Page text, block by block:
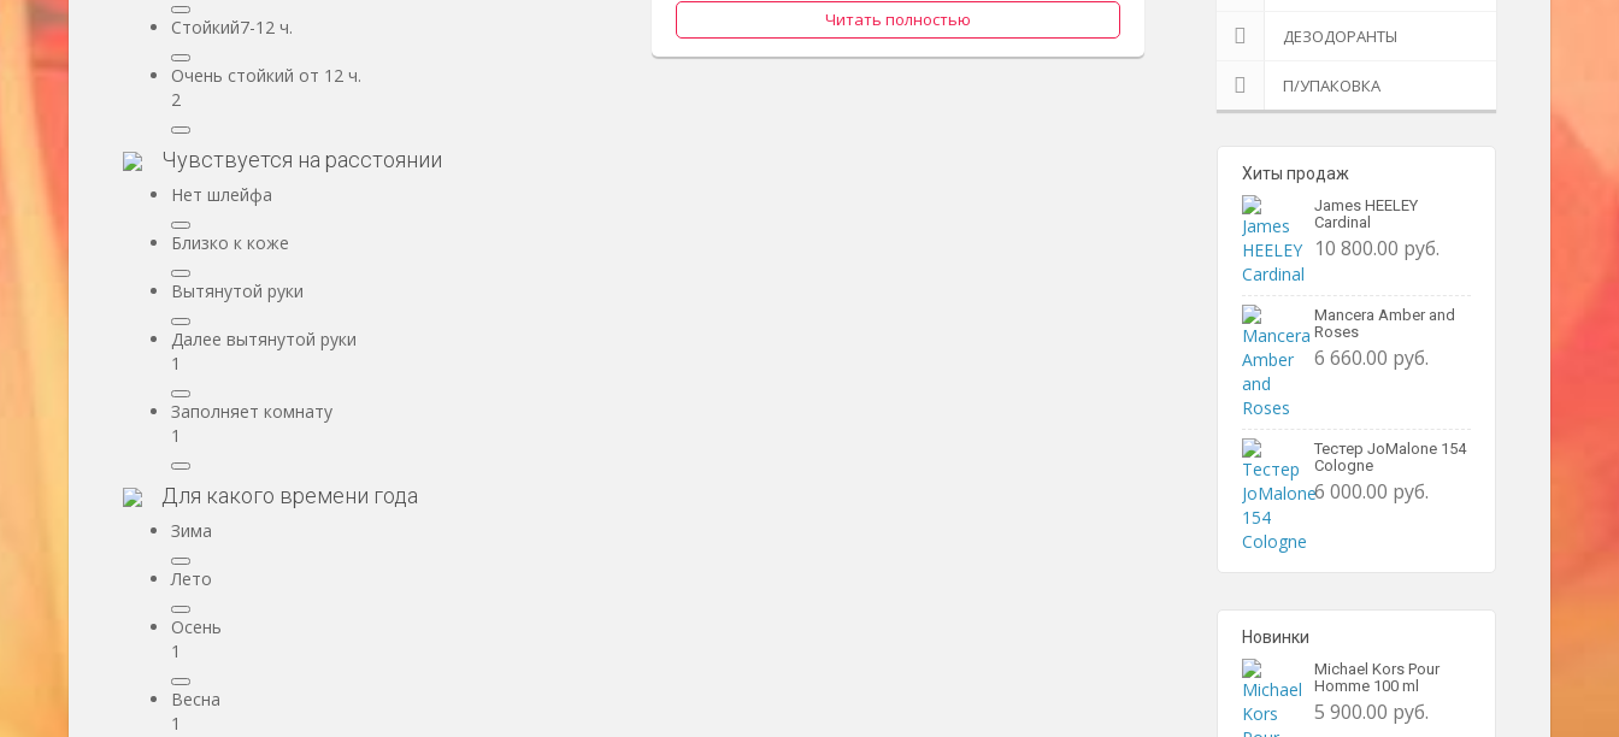
Стойкий7-12 ч.
Очень стойкий от 12 ч.
2
Чувствуется на расстоянии
Нет шлейфа
Близко к коже
Вытянутой руки
Далее вытянутой руки
1
Заполняет комнату
1
Для какого времени года
Зима
Лето
Осень
1
Весна
1
Читать полностью
ДЕЗОДОРАНТЫ
П/УПАКОВКА
Хиты продаж
James HEELEY
Cardinal
10 800.00 руб.
Mancera Amber and
Roses
6 660.00 руб.
Тестер JoMalone 154
Cologne
6 000.00 руб.
Новинки
Michael Kors Pour
Homme 100 ml
5 900.00 руб.